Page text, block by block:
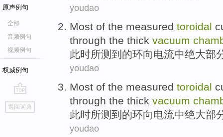
原声例句
全部
音频例句
视频例句
权威例句
go
top
返回词典
youdao
Most of the measured toroidal
through the thick vacuum
此时所测到 的环向电流中绝大部
youdao
Most of the measured toroidal
through the thick vacuum
此时所测到 的环向电流中绝大部
youdao